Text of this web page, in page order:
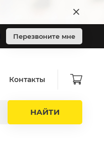
Перезвоните мне
Контакты
НАЙТИ